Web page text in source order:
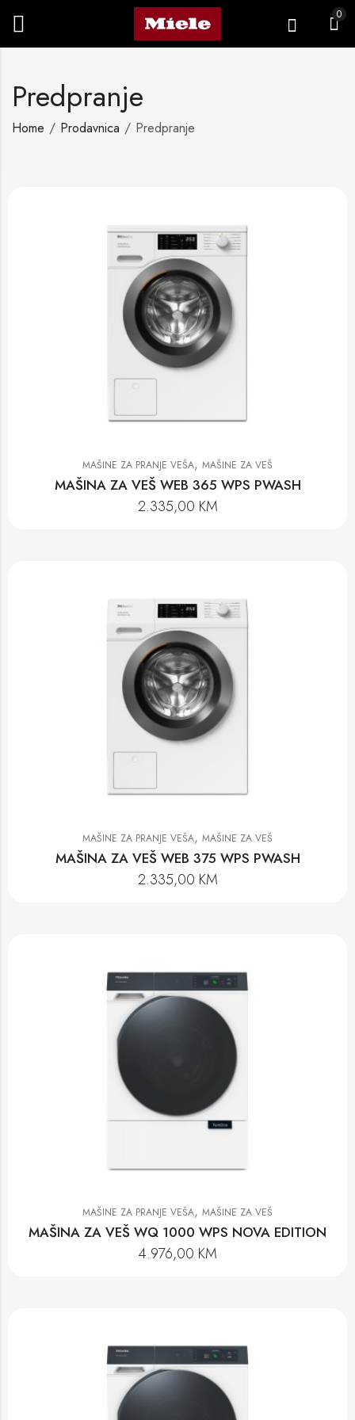
0
Predpranje
Home Prodavnica Predpranje
MAŠINE ZA PRANJE VEŠA, MAŠINE ZA VEŠ
MAŠINA ZA VEŠ WEB 365 WPS PWASH
2.335,00 KM
MAŠINE ZA PRANJE VEŠA, MAŠINE ZA VEŠ
MAŠINA ZA VEŠ WEB 375 WPS PWASH
2.335,00 KM
MAŠINE ZA PRANJE VEŠA, MAŠINE ZA VEŠ
MAŠINA ZA VEŠ WQ 1000 WPS NOVA EDITION
4.976,00 KM